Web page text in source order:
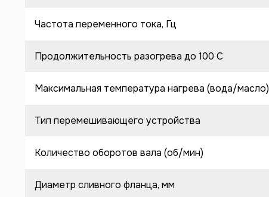
Частота переменного тока, Гц
Продолжительность разогрева до 100 C
Максимальная температура нагрева (вода/масло)
Тип перемешивающего устройства
Количество оборотов вала (об/мин)
Диаметр сливного фланца, мм